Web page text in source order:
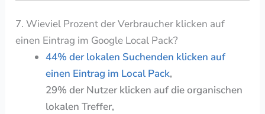
7. Wieviel Prozent der Verbraucher klicken auf
einen Eintrag im Google Local Pack?
44% der lokalen Suchenden klicken auf
einen Eintrag im Local Pack,
29% der Nutzer klicken auf die organischen
lokalen Treffer,